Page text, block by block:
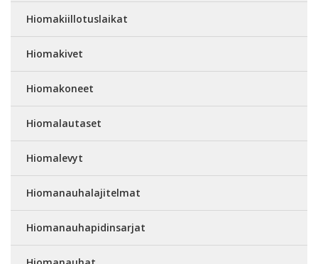
Hiomakiillotuslaikat
Hiomakivet
Hiomakoneet
Hiomalautaset
Hiomalevyt
Hiomanauhalajitelmat
Hiomanauhapidinsarjat